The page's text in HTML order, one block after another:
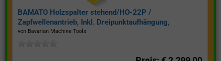
BAMATO Holzspalter stehend/HO-22P /
Zapfwellenantrieb, Inkl. Dreipunktaufhängung,
Spaltkraft 22 Tonnen*
von Bavarian Machine Tools